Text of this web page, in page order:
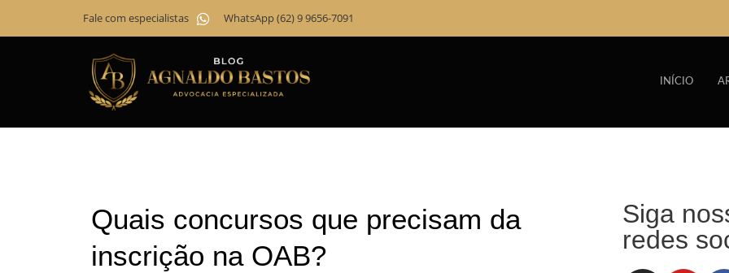
Fale com especialistas WhatsApp (62) 9 9656-7091
INÍCIO
Quais concursos que precisam da
inscrição na OAB?
Siga
redes